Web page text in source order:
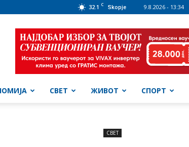
32.1 C Skopje 9.8.2026 - 13:34
СВЕТ ЖИВОТ СПОРТ
СВЕТ